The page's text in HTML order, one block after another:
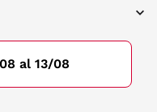
al 13/08